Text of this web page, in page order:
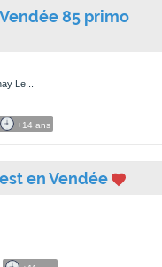
85 primo
Le...
+14 ans
en Vendée